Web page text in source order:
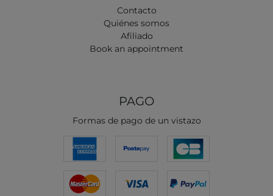
Contacto
Quiénes somos
Afiliado
Book an appointment
PAGO
Formas de pago de un vistazo